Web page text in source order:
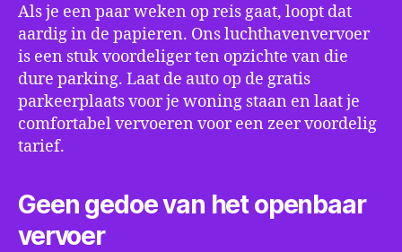
Als je een paar weken op reis gaat, loopt dat
aardig in de papieren. Ons luchthavenvervoer
is een stuk voordeliger ten opzichte van die
dure parking. Laat de auto op de gratis
parkeerplaats voor je woning staan en laat je
comfortabel vervoeren voor een zeer voordelig
tarief.
Geen gedoe van het openbaar
vervoer